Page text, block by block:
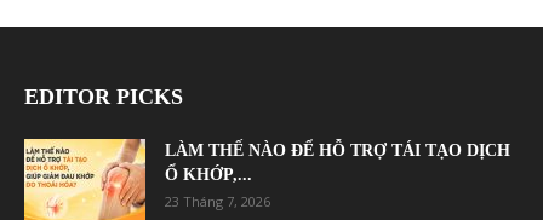
EDITOR PICKS
LÀM THẾ NÀO ĐỂ HỖ TRỢ TÁI TẠO DỊCH
Ổ KHỚP,...
23 Tháng 7, 2026